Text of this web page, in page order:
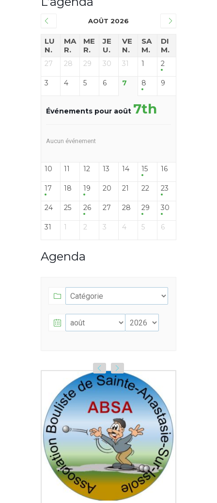
AOÛT 2026
LU
N.
MA
R.
ME
R.
JE
U.
VE
N.
SA
M.
DI
M.
27 28 29 30 31 1 2
3 4 5 6 7 8 9
Événements pour août 7th
Aucun événement
10 11 12 13 14 15 16
17 18 19 20 21 22 23
24 25 26 27 28 29 30
31 1 2 3 4 5 6
Agenda